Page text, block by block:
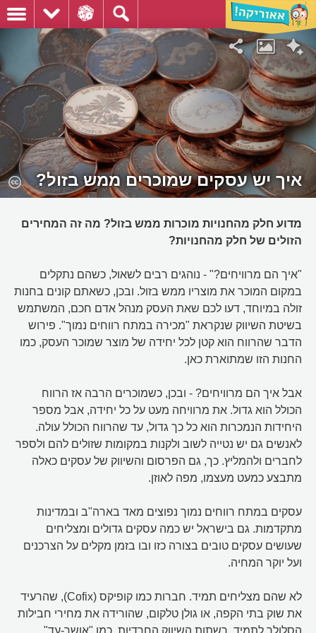
איך יש עסקים שמוכרים ממש בזול?
מדוע חלק מהחנויות מוכרות ממש בזול? מה זה המחירים
הזולים של חלק מהחנויות?
"איך הם מרוויחים?" - נוהגים רבים לשאול, כשהם נתקלים
במקום המוכר את מוצריו ממש בזול. ובכן, כשאתם קונים בחנות
זולה במיוחד, דעו לכם שאת העסק מנהל אדם חכם, המשתמש
בשיטת השיווק שנקראת "מכירה במתח רווחים נמוך". פירוש
הדבר שהרווח הוא קטן לכל יחידה של מוצר שמוכר העסק, כמו
החנות הזו שמתוארת כאן.
אבל איך הם מרוויחים? - ובכן, כשמוכרים הרבה אז הרווח
הכולל הוא גדול. את מרוויחה מעט על כל יחידה, אבל מספר
היחידות הנמכרות הוא כל כך גדול, עד שהרווח הכולל עולה.
לאנשים גם יש נטייה לשוב ולקנות במקומות שזולים להם ולספר
לחברים ולהמליץ. כך, גם הפרסום והשיווק של עסקים כאלה
מתבצע כמעט מעצמו, מפה לאוזן.
עסקים במתח רווחים נמוך נפוצים מאד בארה"ב ובמדינות
מתקדמות. גם בישראל יש כמה עסקים גדולים ומצליחים
שעושים עסקים טובים בצורה כזו ובו בזמן מקלים על הצרכנים
ועל יוקר המחיה.
לא שהם מצליחים תמיד. חברות כמו קופיקס (Cofix), שהרעיד
את שוק בתי הקפה, או גולן טלקום, שהורידה את מחירי חבילות
הסלולר לתמיד, רשתות השיווק החרדיות, כמו "אושר-עד",